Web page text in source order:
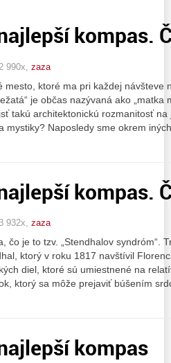
kompas.
990x, zaza
mesto, ktoré ma pri každej návšteve
je občas nazývaná ako
takú architektonickú rozmanitosť
mystiky? Naposledy sme okrem
kompas.
932x, zaza
čo je to tzv. „Stendhalov syndróm“.
ktorý v roku 1817 navštívil
diel, ktoré sú umiestnené na
ktorý sa môže prejaviť búšením
kompas